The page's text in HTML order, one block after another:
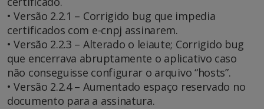
• Versão 2.2.1 – Corrigido bug que impedia
certificados com e-cnpj assinarem.
• Versão 2.2.3 – Alterado o leiaute; Corrigido bug
que encerrava abruptamente o aplicativo caso
não conseguisse configurar o arquivo “hosts”.
• Versão 2.2.4 – Aumentado espaço reservado no
documento para a assinatura.